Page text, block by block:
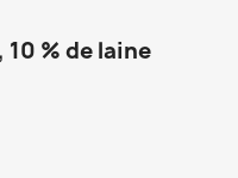
% de laine